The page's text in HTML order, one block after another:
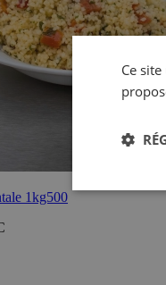
1kg500
Ce